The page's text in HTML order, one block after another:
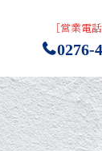
［営業電
0276-